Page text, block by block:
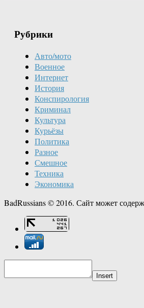
Рубрики
Авто/мото
Военное
Интернет
История
Конспирология
Криминал
Культура
Курьёзы
Политика
Разное
Смешное
Техника
Экономика
BadRussians © 2016. Сайт может
Insert